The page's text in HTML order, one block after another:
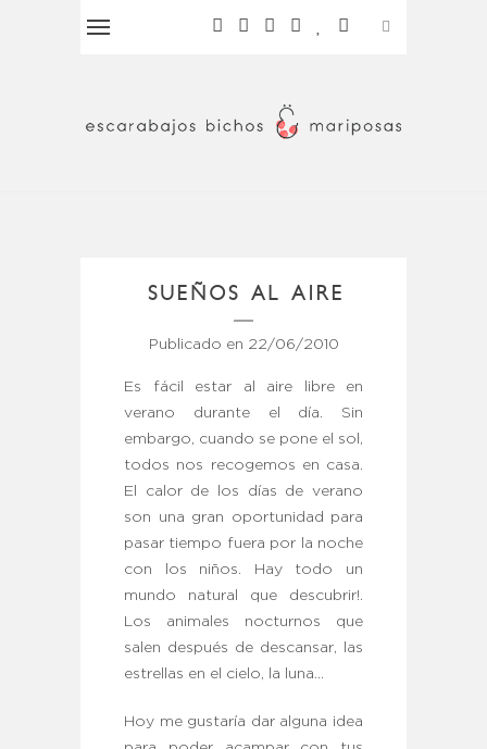
SUEÑOS AL AIRE
Publicado en 22/06/2010
Es fácil estar al aire libre en
verano durante el día. Sin
embargo, cuando se pone el sol,
todos nos recogemos en casa.
El calor de los días de verano
son una gran oportunidad para
pasar tiempo fuera por la noche
con los niños. Hay todo un
mundo natural que descubrir!.
Los animales nocturnos que
salen después de descansar, las
estrellas en el cielo, la luna…
Hoy me gustaría dar alguna idea